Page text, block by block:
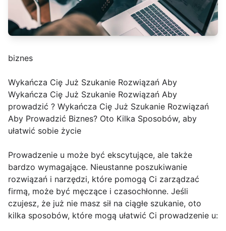
biznes
Wykańcza Cię Już Szukanie Rozwiązań Aby
Wykańcza Cię Już Szukanie Rozwiązań Aby
prowadzić ? Wykańcza Cię Już Szukanie Rozwiązań
Aby Prowadzić Biznes? Oto Kilka Sposobów, aby
ułatwić sobie życie
Prowadzenie u może być ekscytujące, ale także
bardzo wymagające. Nieustanne poszukiwanie
rozwiązań i narzędzi, które pomogą Ci zarządzać
firmą, może być męczące i czasochłonne. Jeśli
czujesz, że już nie masz sił na ciągłe szukanie, oto
kilka sposobów, które mogą ułatwić Ci prowadzenie u: